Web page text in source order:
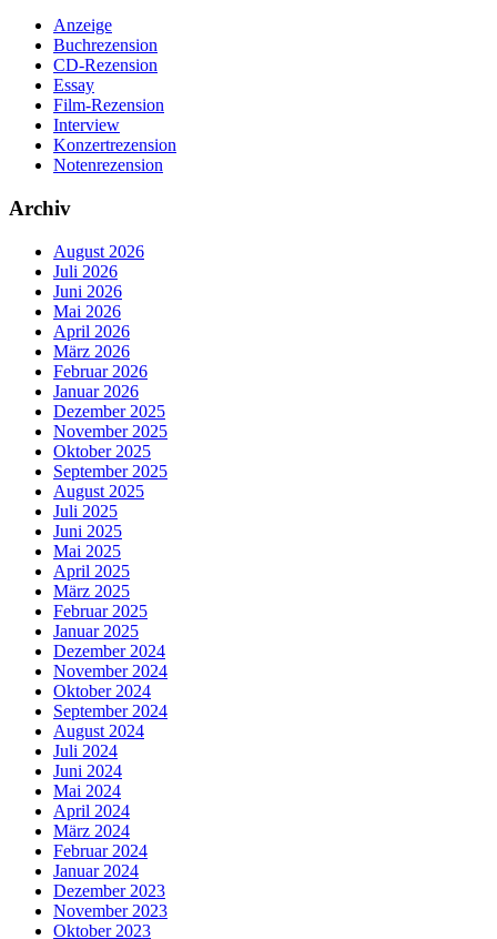
Anzeige
Buchrezension
CD-Rezension
Essay
Film-Rezension
Interview
Konzertrezension
Notenrezension
Archiv
August 2026
Juli 2026
Juni 2026
Mai 2026
April 2026
März 2026
Februar 2026
Januar 2026
Dezember 2025
November 2025
Oktober 2025
September 2025
August 2025
Juli 2025
Juni 2025
Mai 2025
April 2025
März 2025
Februar 2025
Januar 2025
Dezember 2024
November 2024
Oktober 2024
September 2024
August 2024
Juli 2024
Juni 2024
Mai 2024
April 2024
März 2024
Februar 2024
Januar 2024
Dezember 2023
November 2023
Oktober 2023